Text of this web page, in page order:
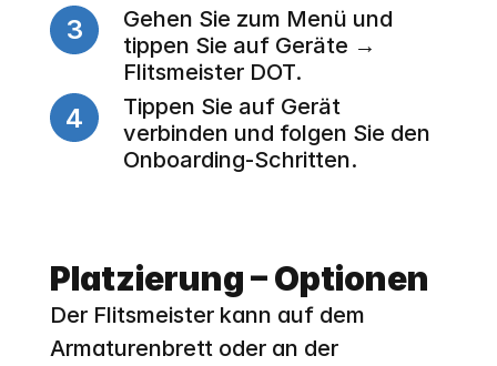
3
Gehen Sie zum Menü und
tippen Sie auf Geräte →
Flitsmeister DOT.
4
Tippen Sie auf Gerät
verbinden und folgen Sie den
Onboarding-Schritten.
Platzierung – Optionen
Der Flitsmeister kann auf dem
Armaturenbrett oder an der